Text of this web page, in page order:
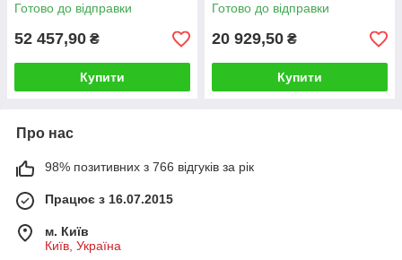
Готово до відправки
52 457,90 ₴
Купити
Готово до відправки
20 929,50 ₴
Купити
Про нас
98% позитивних з 766 відгуків за рік
Працює з 16.07.2015
м. Київ
Київ, Україна